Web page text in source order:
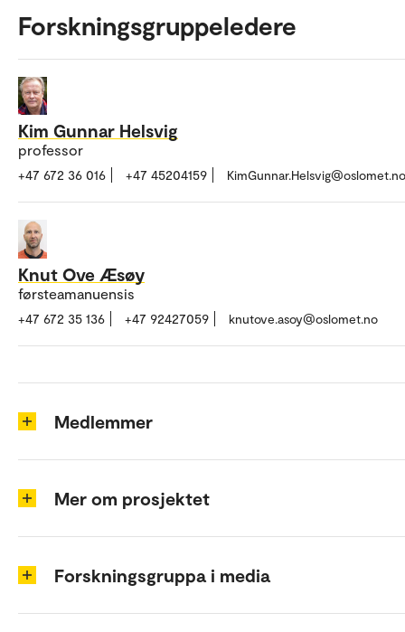
Forskningsgruppeledere
Kim Gunnar Helsvig
professor
+47 672 36 016 +47 45204159 KimGunnar.Helsvig@oslomet.no
Knut Ove Æsøy
førsteamanuensis
+47 672 35 136 +47 92427059 knutove.asoy@oslomet.no
Medlemmer
Mer om prosjektet
Forskningsgruppa i media